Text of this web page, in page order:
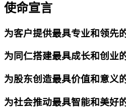
使命宣言
为客户提供最具专业和领先
为同仁搭建最具成长和创业
为股东创造最具价值和意义
为社会推动最具智能和美好